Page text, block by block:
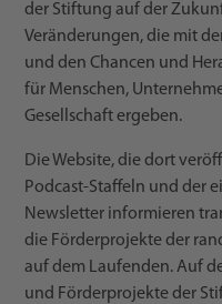
der Stiftung auf der
Veränderungen, die mit
und den Chancen und
für Menschen,
Gesellschaft ergeben.
Die Website, die dort
Podcast-Staffeln und der
Newsletter informieren
die Förderprojekte der
auf dem Laufenden. Auf
und Förderprojekte der